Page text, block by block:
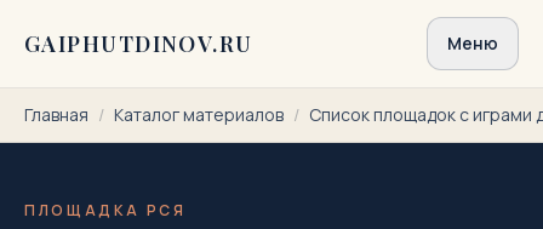
GAIPHUTDINOV.RU Меню
Главная / Каталог материалов / Список площадок с играми
ПЛОЩАДКА РСЯ